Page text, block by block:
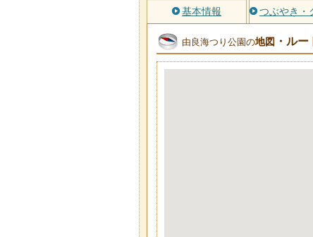
基本情報 つぶやき・
由良海つり公園の地図 ・ルー